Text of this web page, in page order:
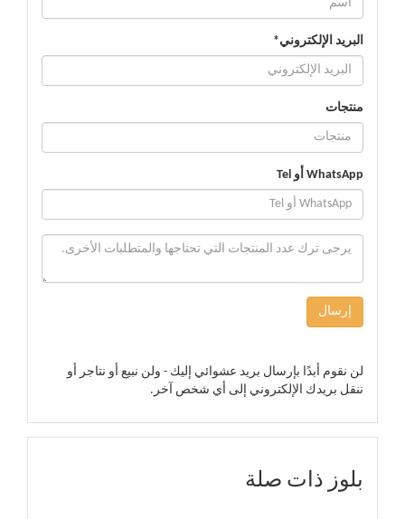
البريد الإلكتروني*
منتجات
WhatsApp أو Tel
إرسال
لن نقوم أبدًا بإرسال بريد عشوائي إليك - ولن نبيع أو نتاجر أو
ننقل بريدك الإلكتروني إلى أي شخص آخر.
بلوز ذات صلة